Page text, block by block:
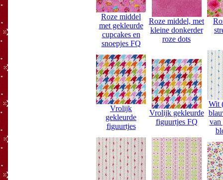
Roze middel
met gekleurde
cupcakes en
snoepjes FQ
Roze middel, met
kleine donkerder
roze dots
Vrolijk
gekleurde
figuurtjes
Vrolijk gekleurde
figuurtjes FQ
Wit
van